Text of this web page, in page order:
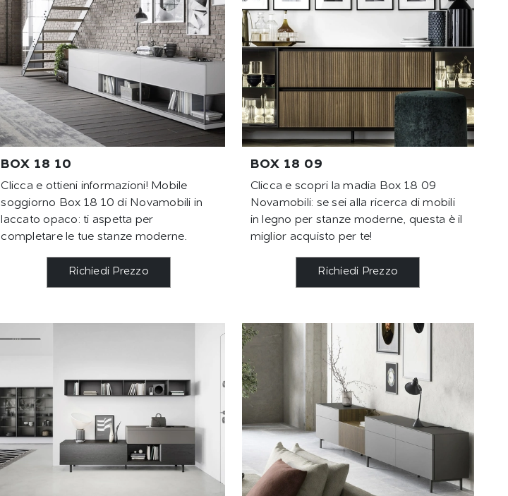
BOX 18 10
Clicca e ottieni informazioni! Mobile
soggiorno Box 18 10 di Novamobili in
laccato opaco: ti aspetta per
completare le tue stanze moderne.
Richiedi Prezzo
BOX 18 09
Clicca e scopri la madia Box 18 09
Novamobili: se sei alla ricerca di mobili
in legno per stanze moderne, questa è il
miglior acquisto per te!
Richiedi Prezzo